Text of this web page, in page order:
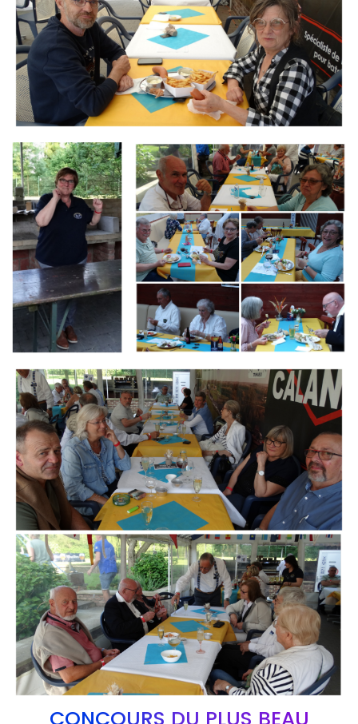
Branding
ARMCHAIR
Branding
ARMCHAIR
Branding
ARMCHAIR